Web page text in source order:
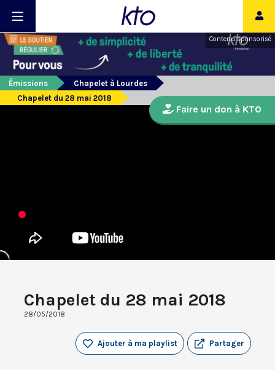
Contenu sponsorisé
Émissions
Chapelet à Lourdes
Chapelet du 28 mai 2018
Chapelet du 28 mai 2018
28/05/2018
Partager
Ajouter à ma playlist
Faire un don à KTO